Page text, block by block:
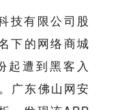
技有限公司股
下的网络商城
起遭到黑客入
广东佛山网安